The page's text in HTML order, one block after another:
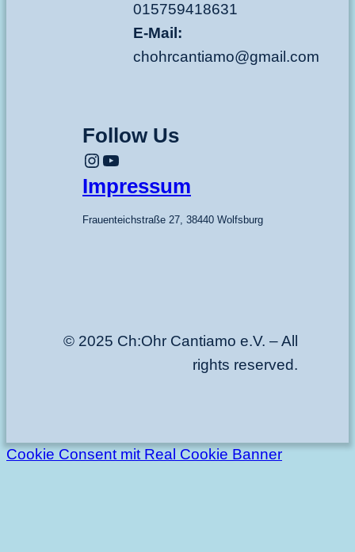
015759418631
E-Mail:
chohrcantiamo@gmail.com
Follow Us
Instagram
YouTube
Impressum
Frauenteichstraße 27, 38440 Wolfsburg
© 2025 Ch:Ohr Cantiamo e.V. – All
rights reserved.
Cookie Consent mit Real Cookie Banner